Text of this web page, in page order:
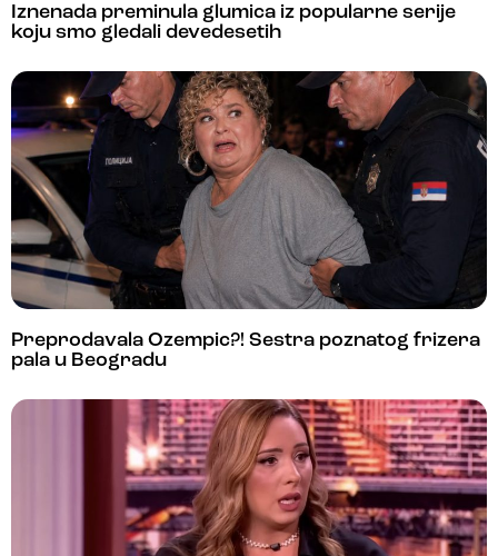
Iznenada preminula glumica iz popularne serije
koju smo gledali devedesetih
Preprodavala Ozempic?! Sestra poznatog frizera
pala u Beogradu